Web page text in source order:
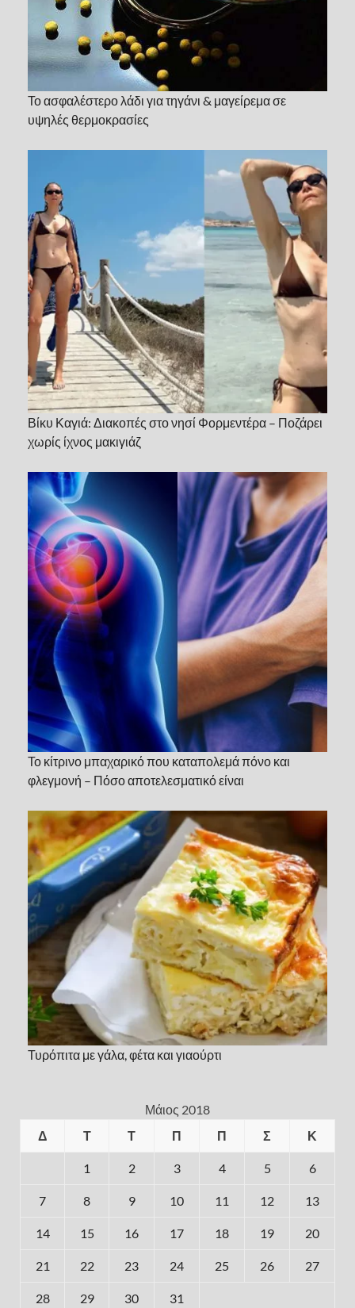
Το ασφαλέστερο λάδι για τηγάνι & μαγείρεμα σε
υψηλές θερμοκρασίες
Βίκυ Καγιά: Διακοπές στο νησί Φορμεντέρα – Ποζάρει
χωρίς ίχνος μακιγιάζ
Το κίτρινο μπαχαρικό που καταπολεμά πόνο και
φλεγμονή – Πόσο αποτελεσματικό είναι
Τυρόπιτα με γάλα, φέτα και γιαούρτι
Μάιος 2018
Δ
Τ Τ Π Π Σ Κ
1 2 3 4 5 6
7 8 9 10 11 12 13
14 15 16 17 18 19 20
21 22 23 24 25 26 27
28 29 30 31